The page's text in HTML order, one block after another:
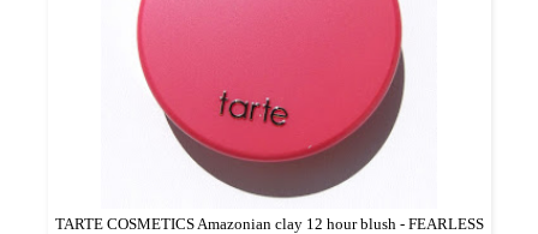
TARTE COSMETICS Amazonian clay 12 hour blush - FEARLESS